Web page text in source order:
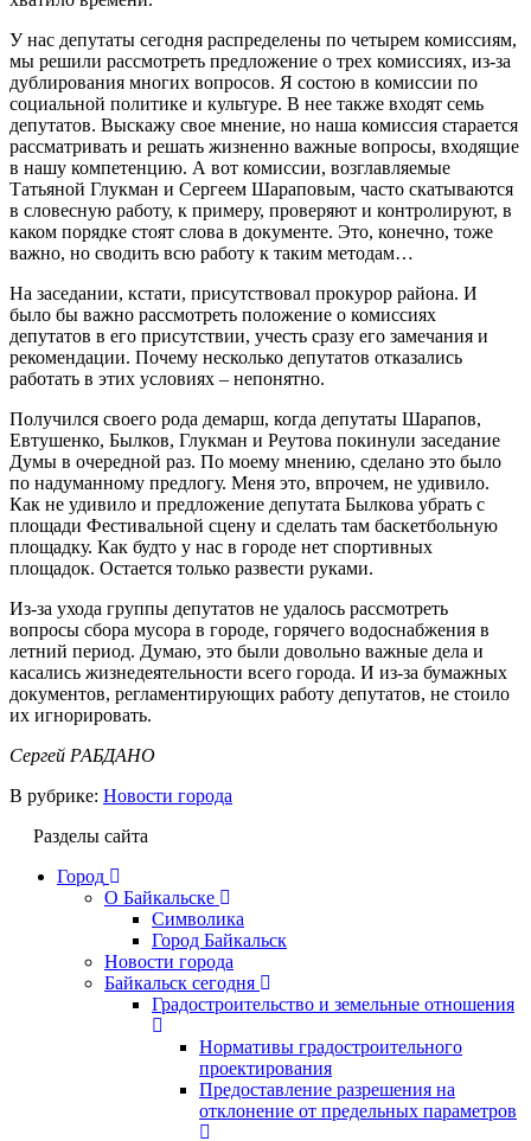
У нас депутаты сегодня распределены по четырем комиссиям,
мы решили рассмотреть предложение о трех комиссиях, из-за
дублирования многих вопросов. Я состою в комиссии по
социальной политике и культуре. В нее также входят семь
депутатов. Выскажу свое мнение, но наша комиссия старается
рассматривать и решать жизненно важные вопросы, входящие
в нашу компетенцию. А вот комиссии, возглавляемые
Татьяной Глукман и Сергеем Шараповым, часто скатываются
в словесную работу, к примеру, проверяют и контролируют, в
каком порядке стоят слова в документе. Это, конечно, тоже
важно, но сводить всю работу к таким методам…
На заседании, кстати, присутствовал прокурор района. И
было бы важно рассмотреть положение о комиссиях
депутатов в его присутствии, учесть сразу его замечания и
рекомендации. Почему несколько депутатов отказались
работать в этих условиях – непонятно.
Получился своего рода демарш, когда депутаты Шарапов,
Евтушенко, Былков, Глукман и Реутова покинули заседание
Думы в очередной раз. По моему мнению, сделано это было
по надуманному предлогу. Меня это, впрочем, не удивило.
Как не удивило и предложение депутата Былкова убрать с
площади Фестивальной сцену и сделать там баскетбольную
площадку. Как будто у нас в городе нет спортивных
площадок. Остается только развести руками.
Из-за ухода группы депутатов не удалось рассмотреть
вопросы сбора мусора в городе, горячего водоснабжения в
летний период. Думаю, это были довольно важные дела и
касались жизнедеятельности всего города. И из-за бумажных
документов, регламентирующих работу депутатов, не стоило
их игнорировать.
Сергей РАБДАНО
В рубрике: Новости города
Разделы сайта
Город
О Байкальске
Символика
Город Байкальск
Новости города
Байкальск сегодня
Градостроительство и земельные отношения
Нормативы градостроительного
проектирования
Предоставление разрешения на
отклонение от предельных параметров